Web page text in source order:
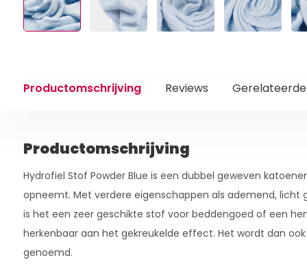
Productomschrijving Reviews
Productomschrijving
Hydrofiel Stof Powder Blue is een dubbel geweven
opneemt. Met verdere eigenschappen als ademend, licht
is het een zeer geschikte stof voor beddengoed of een
herkenbaar aan het gekreukelde effect. Het wordt dan
genoemd.